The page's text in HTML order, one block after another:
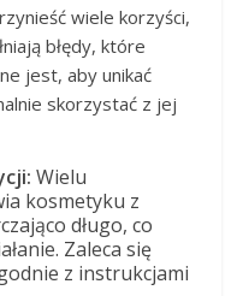
wiele korzyści,
błędy, które
jest, aby unikać
skorzystać z jej
Wielu
kosmetyku z
długo, co
Zaleca się
z instrukcjami